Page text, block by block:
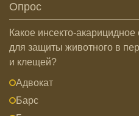
Опрос
Какое инсекто-
для защиты животного в
и клещей?
Адвокат
Барс